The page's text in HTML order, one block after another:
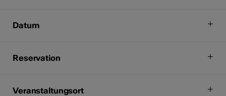
Datum
Reservation
Veranstaltungsort